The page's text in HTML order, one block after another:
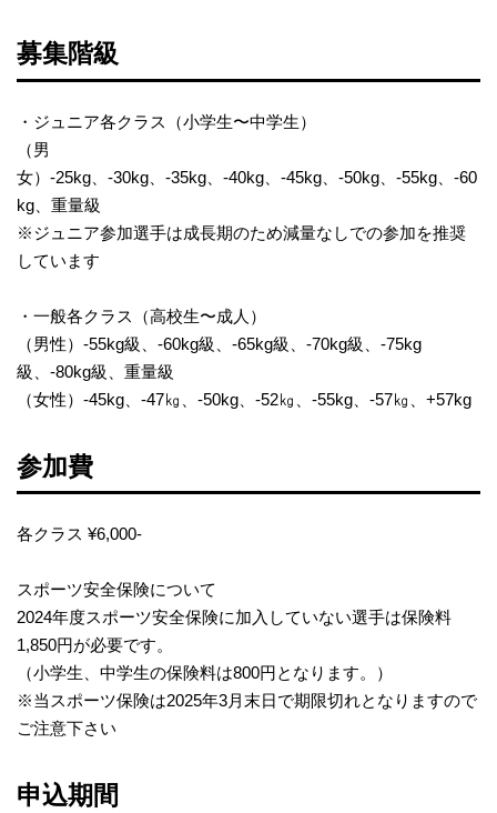
募集階級
・ジュニア各クラス（小学生〜中学生）
（男
女）-25kg、-30kg、-35kg、-40kg、-45kg、-50kg、-55kg、-60
kg、重量級
※ジュニア参加選手は成長期のため減量なしでの参加を推奨
しています
・一般各クラス（高校生〜成人）
（男性）-55kg級、-60kg級、-65kg級、-70kg級、-75kg
級、-80kg級、重量級
（女性）-45kg、-47㎏、-50kg、-52㎏、-55kg、-57㎏、+57kg
参加費
各クラス ¥6,000-
スポーツ安全保険について
2024年度スポーツ安全保険に加入していない選手は保険料
1,850円が必要です。
（小学生、中学生の保険料は800円となります。）
※当スポーツ保険は2025年3月末日で期限切れとなります​ので
ご注意下さい​
申込期間